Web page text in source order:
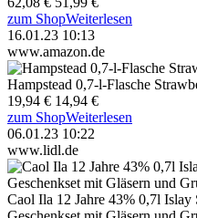
zum ShopWeiterlesen
16.01.23 10:13
www.amazon.de
Hampstead 0,7-l-Flasche
19,94 € 14,94 €
zum ShopWeiterlesen
06.01.23 10:22
www.lidl.de
Caol Ila 12 Jahre 43% 0,7l